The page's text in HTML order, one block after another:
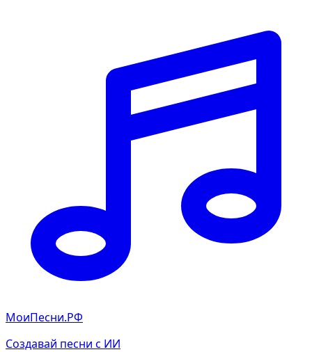
МоиПесни.РФ
Создавай песни с ИИ